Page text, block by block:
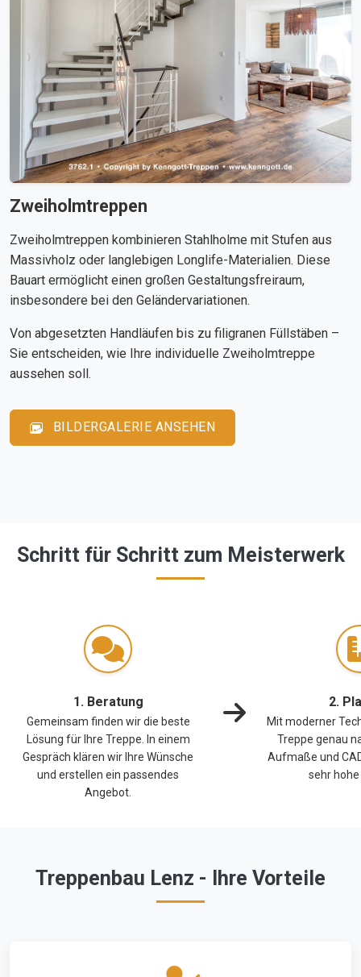
Zweiholmtreppen
Zweiholmtreppen kombinieren Stahlholme mit Stufen aus
Massivholz oder langlebigen Longlife-Materialien. Diese
Bauart ermöglicht einen großen Gestaltungsfreiraum,
insbesondere bei den Geländervariationen.
Von abgesetzten Handläufen bis zu filigranen Füllstäben –
Sie entscheiden, wie Ihre individuelle Zweiholmtreppe
aussehen soll.
BILDERGALERIE ANSEHEN
Schritt für Schritt zum Meisterwerk
1. Beratung
Gemeinsam finden wir die beste
Lösung für Ihre Treppe. In einem
Gespräch klären wir Ihre Wünsche
und erstellen ein passendes
Angebot.
2.
Mit moderner
Treppe genau
Aufmaße und
sehr
Treppenbau Lenz - Ihre Vorteile